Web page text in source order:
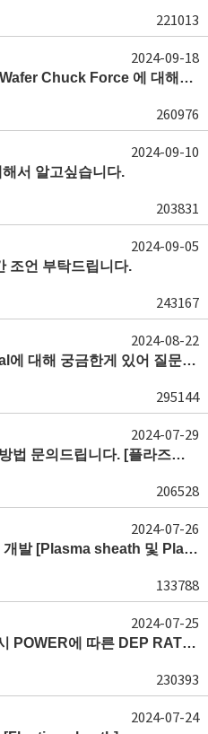
221013
ESC 사용 공정에서 Dummy Wafer Chuck Force 에 대해서 궁급합니다
260976
2024-09-18
서 알고싶습니다.
203831
2024-09-10
조언 부탁드립니다.
243167
2024-09-05
RF플라즈마에서 quasineutral에 대해 궁금한게 있어 질문글 올립니다.[quasineutral]
295144
2024-08-22
챔버의 Plasma density 확인방법 문의드립니다. [플라즈마 모니터링, OES, LP]
206528
2024-07-29
ICP/CCP 플라즈마 식각 공정 개발 [Plasma sheath 및 Plasma generation]
133788
2024-07-26
HF PLASMA DEPOSITION 시 POWER에 따른 DEP RATE 변화 [장비 플라즈마, Rate constant]
230393
2024-07-25
2024-07-24